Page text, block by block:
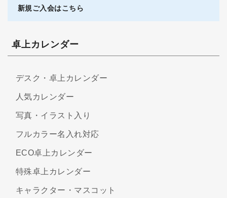
新規ご入会はこちら
卓上カレンダー
デスク・卓上カレンダー
人気カレンダー
写真・イラスト入り
フルカラー名入れ対応
ECO卓上カレンダー
特殊卓上カレンダー
キャラクター・マスコット